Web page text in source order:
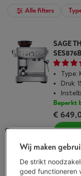
Alle filters
SAGE
Type:
Druk:
Beperkt
€
Wij maken
De strikt
goed functioneren